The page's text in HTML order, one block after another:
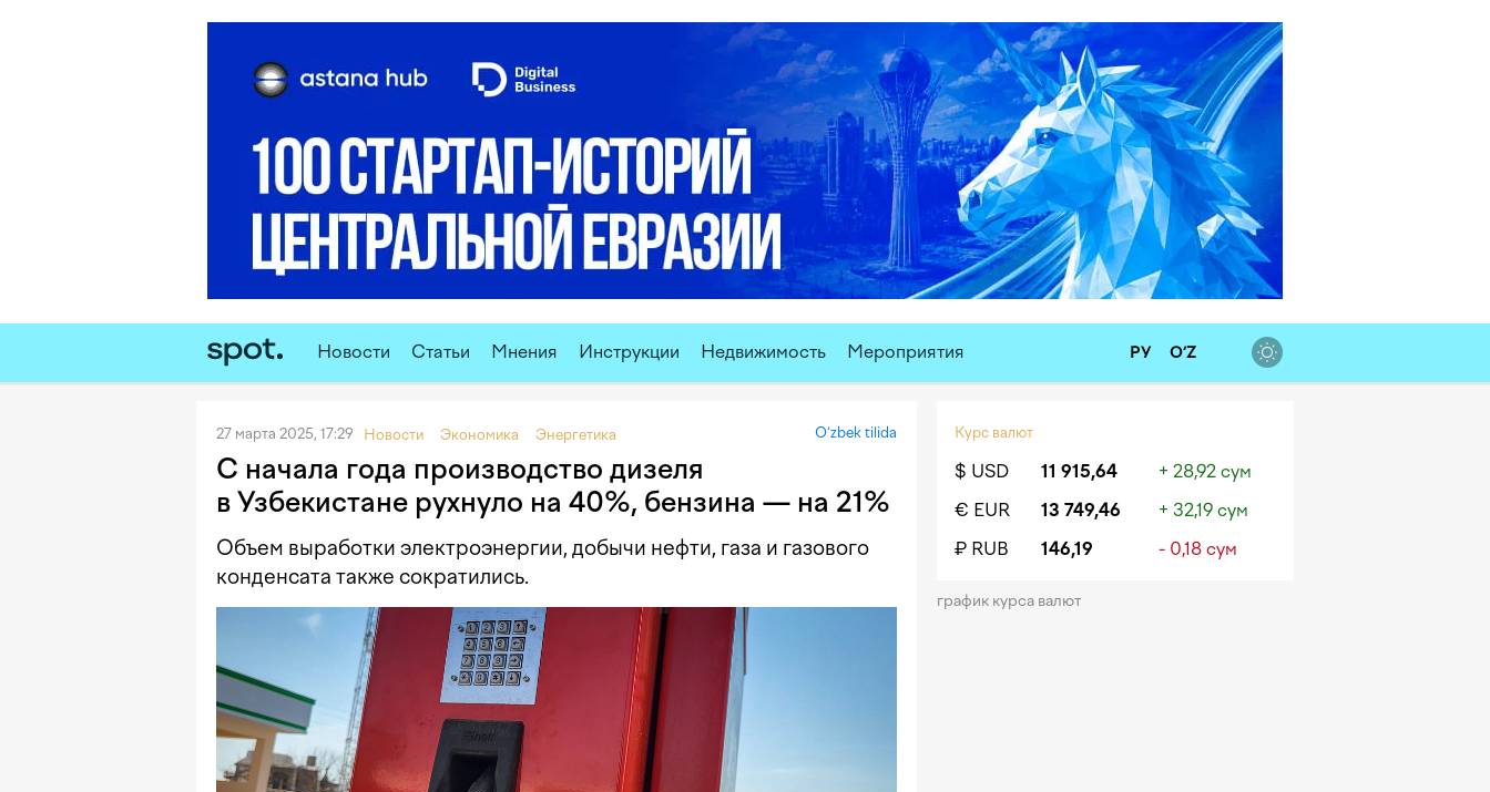
Новости Статьи Мнения Инструкции Недвижимость Мероприятия РУ O‘Z
27 марта 2025, 17:29 Новости Экономика Энергетика O‘zbek tilida
С начала года производство дизеля
в Узбекистане рухнуло на 40%, бензина — на 21%
Объем выработки электроэнергии, добычи нефти, газа и газового
конденсата также сократились.
Курс валют
$ USD 11 915,64
+ 28,92 сум
€ EUR
13 749,46
+ 32,19 сум
₽ RUB
146,19 - 0,18 сум
график курса валют